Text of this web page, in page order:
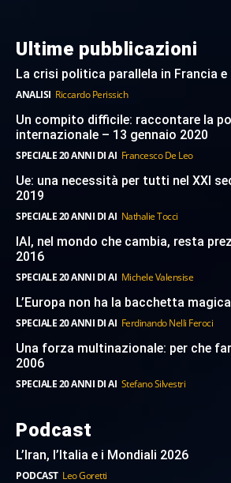
Ultime pubblicazioni
La crisi politica parallela in Francia e
ANALISI Riccardo Perissich
Un compito difficile: raccontare la
internazionale – 13 gennaio 2020
SPECIALE 20 ANNI DI AI Francesco De Leo
Ue: una necessità per tutti nel XXI
2019
SPECIALE 20 ANNI DI AI Nathalie Tocci
IAI, nel mondo che cambia, resta
2016
SPECIALE 20 ANNI DI AI Michele Valensise
L’Europa non ha la bacchetta
SPECIALE 20 ANNI DI AI Ferdinando Nelli Feroci
Una forza multinazionale: per che
2006
SPECIALE 20 ANNI DI AI Stefano Silvestri
Podcast
L’Iran, l’Italia e i Mondiali 2026
PODCAST Leo Goretti